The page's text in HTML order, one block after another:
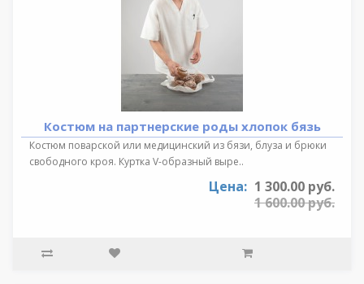
Костюм на партнерские роды хлопок бязь
Костюм поварской или медицинский из бязи, блуза и брюки
свободного кроя. Куртка V-образный выре..
Цена: 1 300.00 руб.
1 600.00 руб.